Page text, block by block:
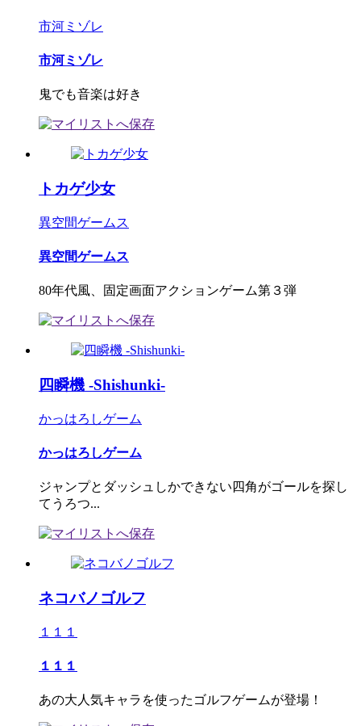
市河ミゾレ
市河ミゾレ
鬼でも音楽は好き
トカゲ少女
異空間ゲームス
異空間ゲームス
80年代風、固定画面アクションゲーム第３弾
四瞬機 -Shishunki-
かっはろしゲーム
かっはろしゲーム
ジャンプとダッシュしかできない四角がゴールを探し
てうろつ...
ネコバノゴルフ
１１１
１１１
あの大人気キャラを使ったゴルフゲームが登場！